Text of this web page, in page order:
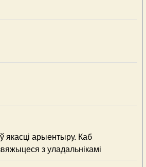
якасці арыентыру. Каб
з уладальнікамі